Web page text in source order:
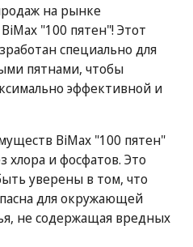
на рынке
"100 пятен"! Этот
специально для
пятнами, чтобы
эффективной и
BiMax "100 пятен"
хлора и фосфатов. Это
уверены в том, что
для окружающей
не содержащая вредных